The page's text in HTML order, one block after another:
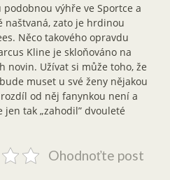
výhře ve Sportce a
naštvaná, zato je hrdinou
Něco takového opravdu
Kline je skloňováno na
novin. Užívat si může toho, že
muset u své ženy nějakou
od něj fanynkou není a
tak „zahodil” dvouleté
Ohodnoťte post